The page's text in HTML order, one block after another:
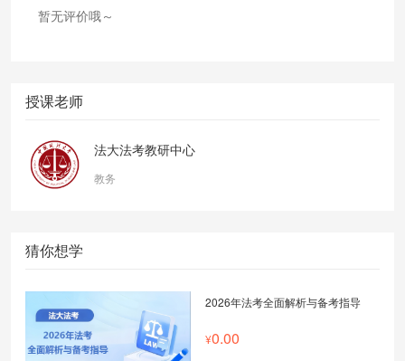
暂无评价哦～
授课老师
法大法考教研中心
教务
猜你想学
2026年法考全面解析与备考指导
0.00